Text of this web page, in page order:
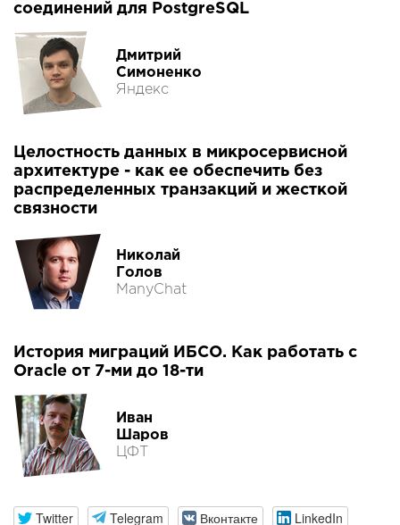
соединений для PostgreSQL
Дмитрий
Симоненко
Яндекс
Целостность данных в микросервисной
архитектуре - как ее обеспечить без
распределенных транзакций и жесткой
связности
Николай
Голов
ManyChat
История миграций ИБСО. Как работать с
Oracle от 7-ми до 18-ти
Иван
Шаров
ЦФТ
Twitter Telegram Вконтакте LinkedIn